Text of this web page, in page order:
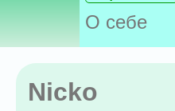
О себе
Nicko